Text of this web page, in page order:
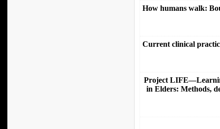
How humans walk:
Current clinical
Project
in Elders: Methods,